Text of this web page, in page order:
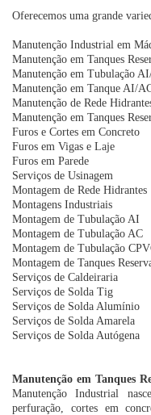
Oferecemos uma grande
Manutenção Industrial em
Manutenção em Tanques
Manutenção em Tubulação
Manutenção em Tanque AI/
Manutenção de Rede
Manutenção em Tanques
Furos e Cortes em Concreto
Furos em Vigas e Laje
Furos em Parede
Serviços de Usinagem
Montagem de Rede Hidrantes
Montagens Industriais
Montagem de Tubulação AI
Montagem de Tubulação AC
Montagem de Tubulação
Montagem de Tanques
Serviços de Caldeiraria
Serviços de Solda Tig
Serviços de Solda Alumínio
Serviços de Solda Amarela
Serviços de Solda Autógena
Manutenção em Tanques
Manutenção Industrial
perfuração, cortes em